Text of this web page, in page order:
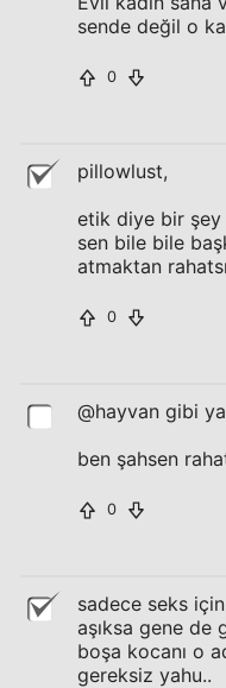
sende değil o
0
pillowlust,
etik diye bir şey
sen bile bile
atmaktan
0
@hayvan gibi
ben şahsen
0
sadece seks
aşıksa gene de
boşa kocanı o
gereksiz yahu..